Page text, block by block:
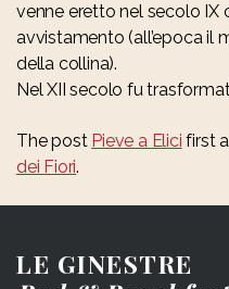
venne eretto nel secolo IX
avvistamento (all’epoca il
della collina).
Nel XII secolo fu
The post Pieve a Elici first
dei Fiori.
LE GINESTRE